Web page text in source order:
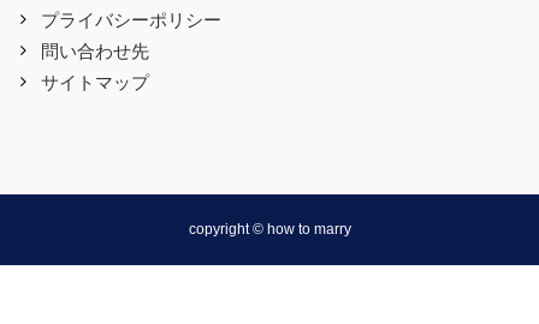
プライバシーポリシー
問い合わせ先
サイトマップ
copyright © how to marry